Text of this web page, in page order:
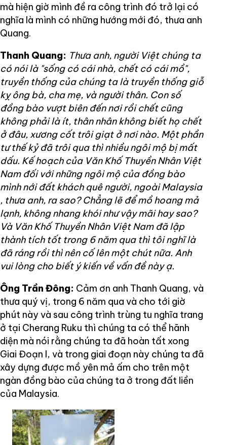
mà hiện giờ mình đề ra công trình đó trở lại có
nghĩa là mình có những hướng mới đó, thưa anh
Quang.
Thanh Quang: Thưa anh, người Việt chúng ta
có nói là "sống có cái nhà, chết có cái mồ",
truyền thống của chúng ta là truyền thống giỗ
kỵ ông bà, cha mẹ, và người thân. Con số
đồng bào vượt biên đến nơi rồi chết cũng
không phải là ít, thân nhân không biết họ chết
ở đâu, xương cốt trôi giạt ở nơi nào. Một phần
tư thế kỷ đã trôi qua thì nhiều ngôi mộ bị mất
dấu. Kế hoạch của Văn Khố Thuyền Nhân Việt
Nam đối với những ngôi mộ của đồng bào
mình nới đất khách quê người, ngoài Malaysia
, thưa anh, ra sao? Chẳng lẽ để mồ hoang mả
lạnh, không nhang khói như vậy mãi hay sao?
Và Văn Khố Thuyền Nhân Việt Nam đã lập
thành tích tốt trong 6 năm qua thì tôi nghĩ là
đã ráng rồi thì nên cố lên một chút nữa. Anh
vui lòng cho biết ý kiến về vấn đề này ạ.
Ông Trần Đông: Cảm ơn anh Thanh Quang, và
thưa quý vị, trong 6 năm qua và cho tới giờ
phút này và sau công trình trùng tu nghĩa trang
ở tại Cherang Ruku thì chúng ta có thể hãnh
diện mà nói rằng chúng ta đã hoàn tất xong
Giai Đoạn I, và trong giai đoạn này chúng ta đã
xây dựng được mồ yên mả ấm cho trên một
ngàn đồng bào của chúng ta ở trong đất liền
của Malaysia.